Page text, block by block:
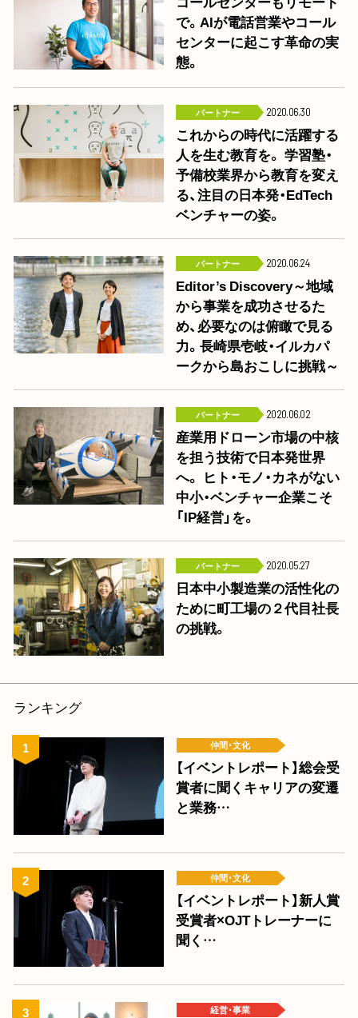
で。AIが電話営業やコール
センターに起こす革命の実
態。
パートナー 2020.06.30
これからの時代に活躍する
人を生む教育を。 学習塾・
予備校業界から教育を変え
る、注目の日本発・EdTech
ベンチャーの姿。
パートナー 2020.06.24
Editor’s Discovery～地域
から事業を成功させるた
め、必要なのは俯瞰で見る
力。長崎県壱岐・イルカパ
ークから島おこしに挑戦～
パートナー 2020.06.02
産業用ドローン市場の中核
を担う技術で日本発世界
へ。 ヒト・モノ・カネがない
中小・ベンチャー企業こそ
「IP経営」を。
パートナー 2020.05.27
日本中小製造業の活性化の
ために町工場の２代目社長
の挑戦。
ランキング
仲間･文化
【イベントレポート】総会受
賞者に聞くキャリアの変遷
と業務…
仲間･文化
【イベントレポート】新人賞
受賞者×OJTトレーナーに
聞く…
経営･事業